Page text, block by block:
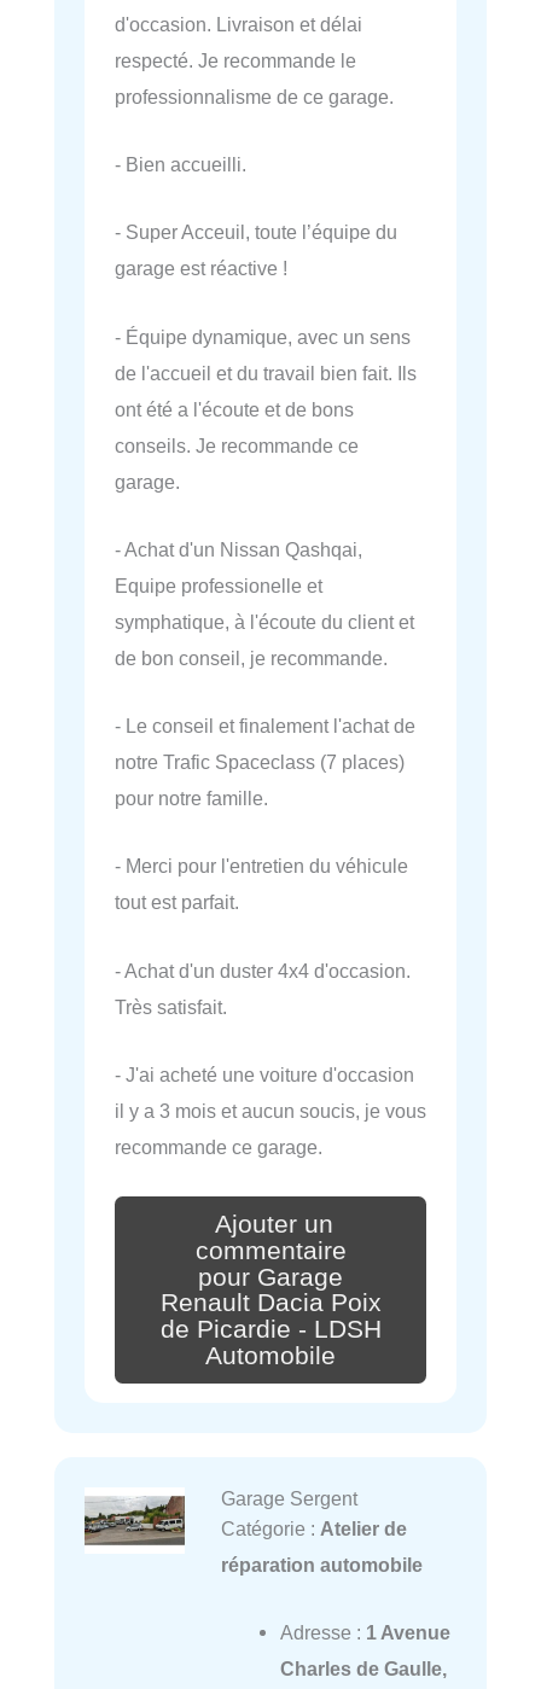
d'occasion. Livraison et délai
respecté. Je recommande le
professionnalisme de ce garage.
- Bien accueilli.
- Super Acceuil, toute l’équipe du
garage est réactive !
- Équipe dynamique, avec un sens
de l'accueil et du travail bien fait. Ils
ont été a l'écoute et de bons
conseils. Je recommande ce
garage.
- Achat d'un Nissan Qashqai,
Equipe professionelle et
symphatique, à l'écoute du client et
de bon conseil, je recommande.
- Le conseil et finalement l'achat de
notre Trafic Spaceclass (7 places)
pour notre famille.
- Merci pour l'entretien du véhicule
tout est parfait.
- Achat d'un duster 4x4 d'occasion.
Très satisfait.
- J'ai acheté une voiture d'occasion
il y a 3 mois et aucun soucis, je vous
recommande ce garage.
Ajouter un
commentaire
pour Garage
Renault Dacia Poix
de Picardie - LDSH
Automobile
Garage Sergent
Catégorie : Atelier de
réparation automobile
Adresse : 1 Avenue
Charles de Gaulle,